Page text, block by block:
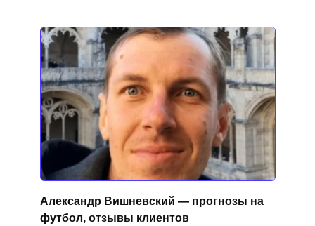
Александр Вишневский — прогнозы на
футбол, отзывы клиентов